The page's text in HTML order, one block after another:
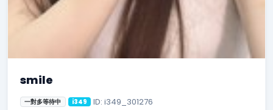
smile
一對多等待中 i349 ID: i349_301276